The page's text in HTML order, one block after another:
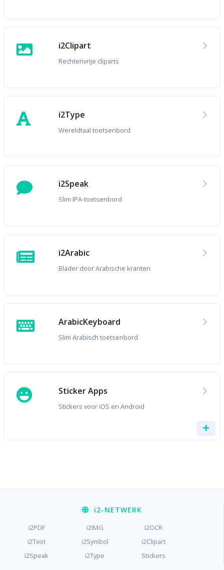
i2Clipart
Rechtenvrije cliparts
i2Type
Wereldtaal toetsenbord
i2Speak
Slim IPA-toetsenbord
i2Arabic
Blader door Arabische kranten
ArabicKeyboard
Slim Arabisch toetsenbord
Sticker Apps
Stickers voor iOS en Android
i2-NETWERK
i2PDF i2IMG
i2OCR
i2Text
i2Symbol
i2Clipart
i2Speak
i2Type Stickers